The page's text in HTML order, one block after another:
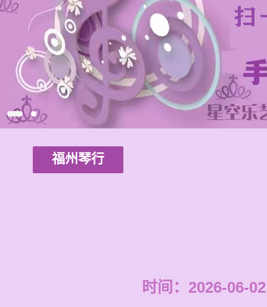
福州琴行
时间：2026-06-